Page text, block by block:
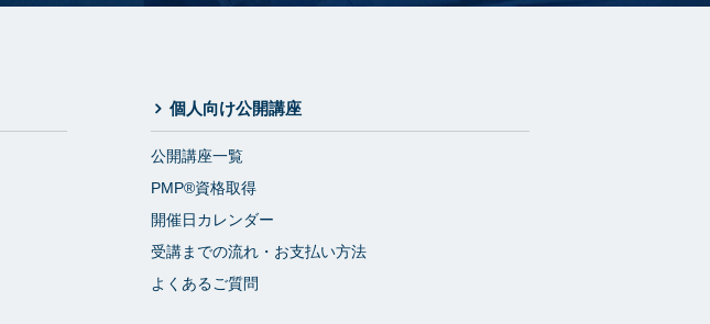
個人向け公開講座
公開講座一覧
PMP®資格取得
開催日カレンダー
受講までの流れ・お支払い方法
よくあるご質問